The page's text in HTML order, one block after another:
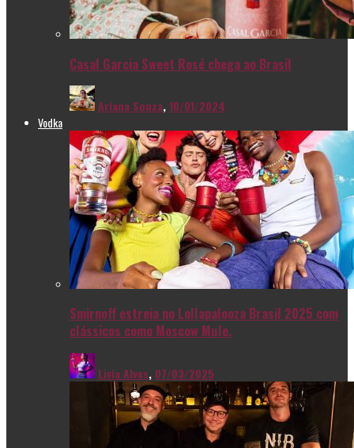
Casal Garcia Sweet Rosé chega ao Brasil
Ariana Souza,10/01/2024
Vodka
Smirnoff estreia no Lollapalooza Brasil 2025 com
clássicos como Moscow Mule.
Livia Alves, 07/03/2025